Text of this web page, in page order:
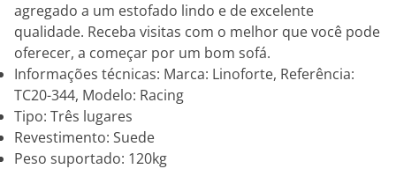
agregado a um estofado lindo e de excelente
qualidade. Receba visitas com o melhor que você pode
oferecer, a começar por um bom sofá.
Informações técnicas: Marca: Linoforte, Referência:
TC20-344, Modelo: Racing
Tipo: Três lugares
Revestimento: Suede
Peso suportado: 120kg